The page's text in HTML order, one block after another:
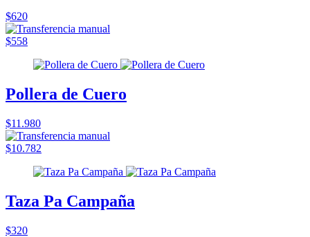
$620
$558
Pollera de Cuero
$11.980
$10.782
Taza Pa Campaña
$320